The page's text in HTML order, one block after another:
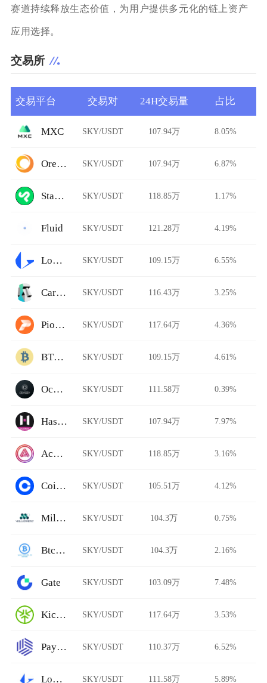
赛道持续释放生态价值，为用户提供多元化的链上资产
应用选择。
交易所
交易平台 交易对 24H交易量 占比
MXC SKY/USDT 107.94万 8.05%
Ore.Bz SKY/USDT 107.94万 6.87%
StarkDefi SKY/USDT 118.85万 1.17%
Fluid SKY/USDT 121.28万 4.19%
Loopring SKY/USDT 109.15万 6.55%
Carbon DeFi SKY/USDT 116.43万 3.25%
Pionex SKY/USDT 117.64万 4.36%
BTCTradeUA SKY/USDT 109.15万 4.61%
Ocnex SKY/USDT 111.58万 0.39%
HashKey Global SKY/USDT 107.94万 7.97%
Acala Swap SKY/USDT 118.85万 3.16%
Coinbase Pro SKY/USDT 105.51万 4.12%
Millionero SKY/USDT 104.3万 0.75%
BtcTrade SKY/USDT 104.3万 2.16%
Gate SKY/USDT 103.09万 7.48%
KickEX SKY/USDT 117.64万 3.53%
Paymium SKY/USDT 110.37万 6.52%
Loopring AMM SKY/USDT 111.58万 5.89%